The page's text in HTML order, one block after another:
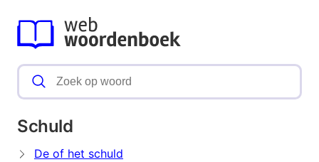
Schuld
De of het schuld